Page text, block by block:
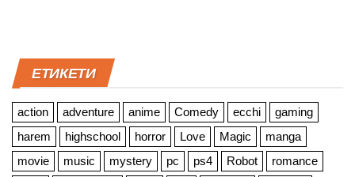
ЕТИКЕТИ
action adventure anime Comedy ecchi
gaming
harem
highschool horror Love Magic
manga
movie
music mystery pc ps4 Robot
romance